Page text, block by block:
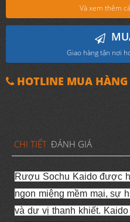
Và xem thêm
Giao hàng tận nơi
HOTLINE MUA
CHI TIẾT ĐÁNH GIÁ
Rượu Sochu Kaido được
ngon miệng mềm mại, sự
và dư vị thanh khiết.